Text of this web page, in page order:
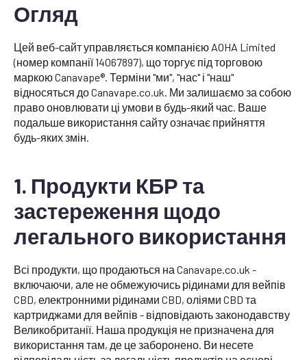
Огляд
Цей веб-сайт управляється компанією AOHA Limited
(номер компанії 14067897), що торгує під торговою
маркою Canavape®. Терміни "ми", "нас" і "наш"
відносяться до Canavape.co.uk. Ми залишаємо за собою
право оновлювати ці умови в будь-який час. Ваше
подальше використання сайту означає прийняття
будь-яких змін.
1. Продукти КБР та
застереження щодо
легального використання
Всі продукти, що продаються на Canavape.co.uk -
включаючи, але не обмежуючись рідинами для вейпів
CBD, електронними рідинами CBD, оліями CBD та
картриджами для вейпів - відповідають законодавству
Великобританії. Наша продукція не призначена для
використання там, де це заборонено. Ви несете